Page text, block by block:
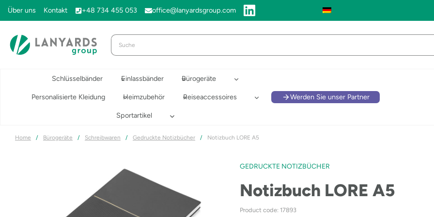
Zum
Inhalt
Über uns Kontakt +48 734 455 053 office@lanyardsgroup.com
Schlüsselbänder Einlassbänder Bürogeräte
Personalisierte Kleidung Heimzubehör Reiseaccessoires
Sportartikel
Werden Sie unser Partner
Home / Bürogeräte / Schreibwaren / Gedruckte Notizbücher / Notizbuch LORE A5
GEDRUCKTE NOTIZBÜCHER
Notizbuch LORE A5
Product code: 17893